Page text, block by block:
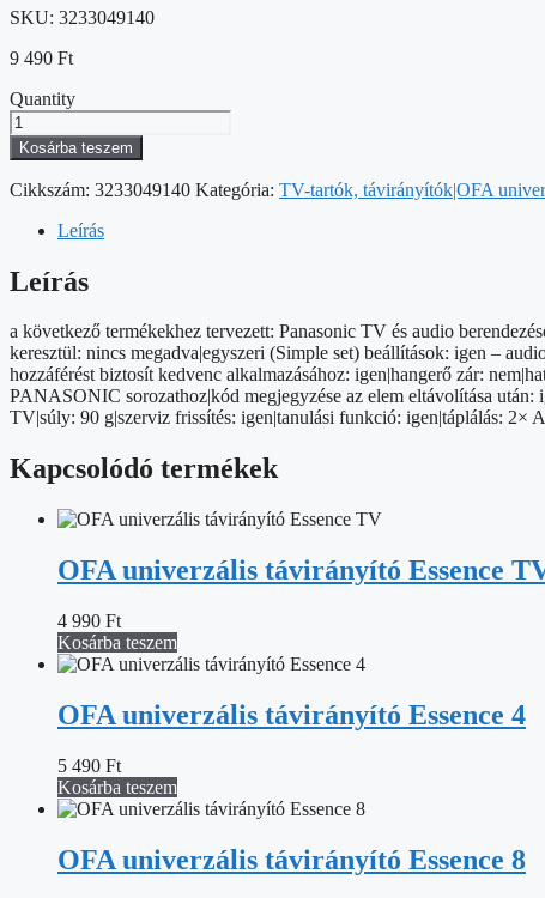
SKU: 3233049140
9 490 Ft
Quantity
OFA
távirányító
panasonic
tv-
mennyiség
Kosárba teszem
Cikkszám: 3233049140 Kategória: TV-tartók, távirányítók|OFA
Leírás
Leírás
a következő termékekhez tervezett: Panasonic TV és audio
keresztül: nincs megadva|egyszeri (Simple set) beállítások: igen –
hozzáférést biztosít kedvenc alkalmazásához: igen|hangerő zár:
PANASONIC sorozathoz|kód megjegyzése az elem eltávolítása
TV|súly: 90 g|szerviz frissítés: igen|tanulási funkció: igen|táplálás: 2×
Kapcsolódó termékek
OFA univerzális távirányító Essence
4 990 Ft
Kosárba teszem
OFA univerzális távirányító Essence 4
5 490 Ft
Kosárba teszem
OFA univerzális távirányító Essence 8